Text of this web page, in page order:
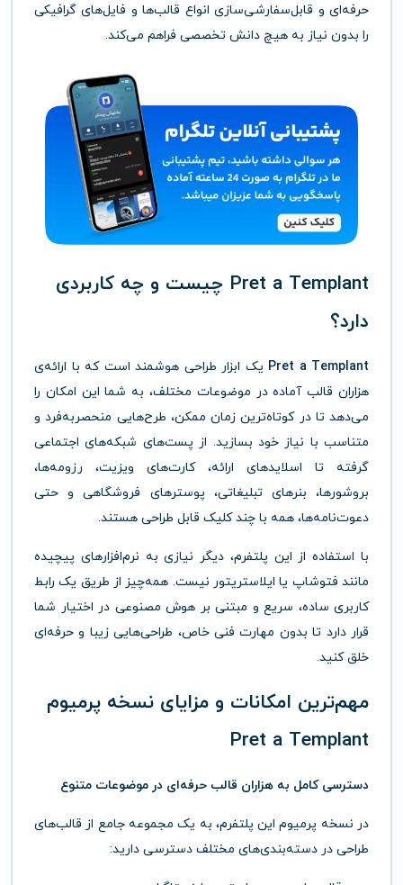
حرفه‌ای و قابل‌سفارشی‌سازی انواع قالب‌ها و فایل‌های گرافیکی
را بدون نیاز به هیچ دانش تخصصی فراهم می‌کند.
Pret a Templant چیست و چه کاربردی
دارد؟
Pret a Templant یک ابزار طراحی هوشمند است که با ارائه‌ی
هزاران قالب آماده در موضوعات مختلف، به شما این امکان را
می‌دهد تا در کوتاه‌ترین زمان ممکن، طرح‌هایی منحصربه‌فرد و
متناسب با نیاز خود بسازید. از پست‌های شبکه‌های اجتماعی
گرفته تا اسلایدهای ارائه، کارت‌های ویزیت، رزومه‌ها،
بروشورها، بنرهای تبلیغاتی، پوسترهای فروشگاهی و حتی
دعوت‌نامه‌ها، همه با چند کلیک قابل طراحی هستند.
با استفاده از این پلتفرم، دیگر نیازی به نرم‌افزارهای پیچیده
مانند فتوشاپ یا ایلاستریتور نیست. همه‌چیز از طریق یک رابط
کاربری ساده، سریع و مبتنی بر هوش مصنوعی در اختیار شما
قرار دارد تا بدون مهارت فنی خاص، طراحی‌هایی زیبا و حرفه‌ای
خلق کنید.
مهم‌ترین امکانات و مزایای نسخه پرمیوم
Pret a Templant
دسترسی کامل به هزاران قالب حرفه‌ای در موضوعات متنوع
در نسخه پرمیوم این پلتفرم، به یک مجموعه جامع از قالب‌های
طراحی در دسته‌بندی‌های مختلف دسترسی دارید: